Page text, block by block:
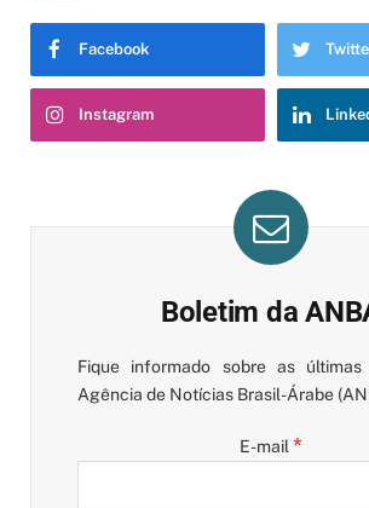
Facebook
Instagram
Boletim da
Fique informado sobre as
Agência de Notícias Brasil-Árabe
E-mail *